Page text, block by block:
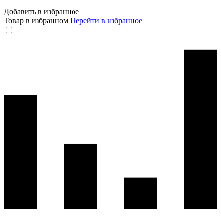
Добавить в избранное
Товар в избранном Перейти в избранное